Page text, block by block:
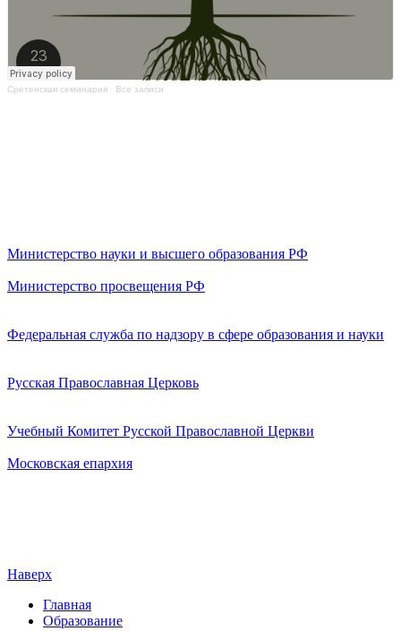
Сретенская семинария · Все записи
Министерство науки и высшего образования РФ
Министерство просвещения РФ
Федеральная служба по надзору в сфере образования и науки
Русская Православная Церковь
Учебный Комитет Русской Православной Церкви
Московская епархия
Наверх
Главная
Образование